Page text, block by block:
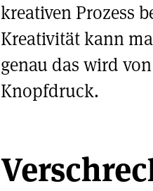
kreativen Prozess
Kreativität kann
genau das wird
Knopfdruck.